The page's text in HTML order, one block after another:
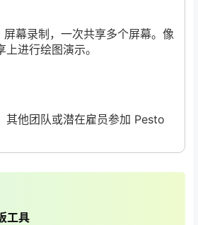
幕录制，一次共享多个屏幕。像
进行绘图演示。
其他团队或潜在雇员参加 Pesto
工具